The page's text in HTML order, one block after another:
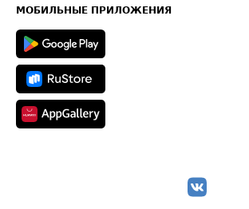
Техническая информация
МОБИЛЬНЫЕ ПРИЛОЖЕНИЯ